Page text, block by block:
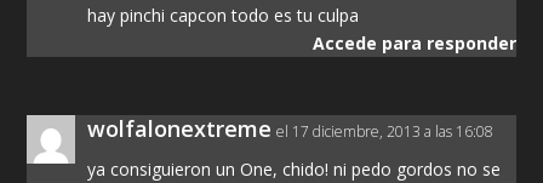
hay pinchi capcon todo es tu culpa
Accede para responder
wolfalonextreme el 17 diciembre, 2013 a las 16:08
ya consiguieron un One, chido! ni pedo gordos no se